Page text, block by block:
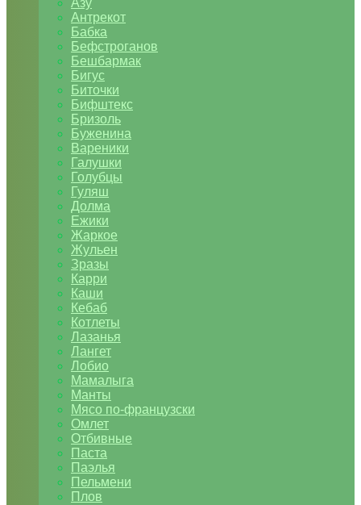
Азу
Антрекот
Бабка
Бефстроганов
Бешбармак
Бигус
Биточки
Бифштекс
Бризоль
Буженина
Вареники
Галушки
Голубцы
Гуляш
Долма
Ежики
Жаркое
Жульен
Зразы
Карри
Каши
Кебаб
Котлеты
Лазанья
Лангет
Лобио
Мамалыга
Манты
Мясо по-французски
Омлет
Отбивные
Паста
Паэлья
Пельмени
Плов